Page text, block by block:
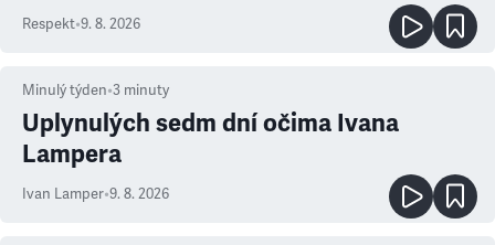
Respekt•9. 8. 2026
Minulý týden•3 minuty
Uplynulých sedm dní očima Ivana
Lampera
Ivan Lamper•9. 8. 2026